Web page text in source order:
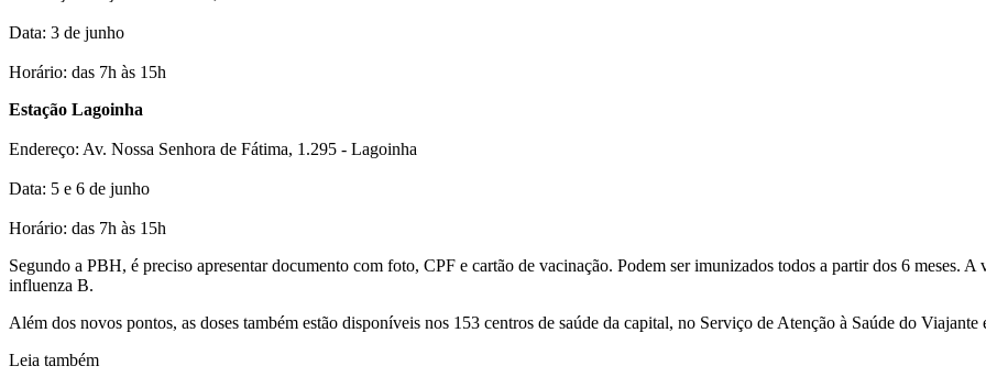
Data: 3 de junho
Horário: das 7h às 15h
Estação Lagoinha
Endereço: Av. Nossa Senhora de Fátima, 1.295 - Lagoinha
Data: 5 e 6 de junho
Horário: das 7h às 15h
Segundo a PBH, é preciso apresentar documento com foto, CPF e cartão de vacinação. Podem ser imunizados todos a partir dos 6 meses.
influenza B.
Além dos novos pontos, as doses também estão disponíveis nos 153 centros de saúde da capital, no Serviço de Atenção à Saúde do
Leia também